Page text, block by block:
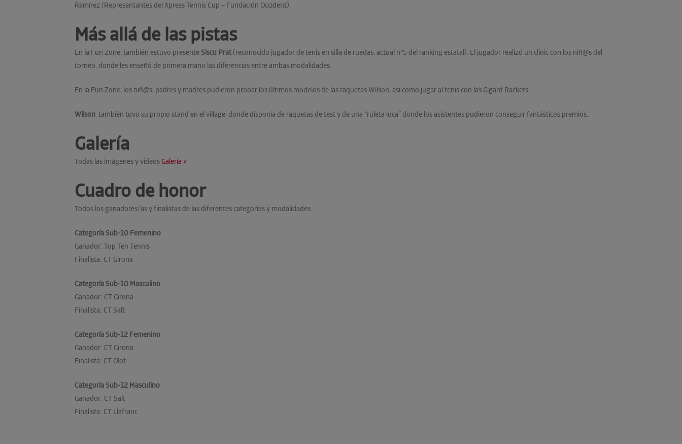
Ramírez (Representantes del Xpress Tennis Cup – Fundación Occident).
Más allá de las pistas
En la Fun Zone, también estuvo presente Siscu Prat (reconocido jugador de tenis en silla de ruedas, actual nº5 del ranking estatal). El jugador realizó un clinic con los niñ@s del
torneo, donde les enseñó de primera mano las diferencias entre ambas modalidades.
En la Fun Zone, los niñ@s, padres y madres pudieron probar los últimos modelos de las raquetas Wilson, así como jugar al tenis con las Gigant Rackets.
Wilson, también tuvo su propio stand en el village, donde disponía de raquetas de test y de una “ruleta loca” donde los asistentes pudieron conseguir fantásticos premios.
Galería
Todas las imágenes y videosGalería »
Cuadro de honor
Todos los ganadores/as y finalistas de las diferentes categorías y modalidades
Categoría Sub-10 Femenino
Ganador: Top Ten Tennis
Finalista: CT Girona
Categoría Sub-10 Masculino
Ganador: CT Girona
Finalista: CT Salt
Categoría Sub-12 Femenino
Ganador: CT Girona
Finalista: CT Olot
Categoría Sub-12 Masculino
Ganador: CT Salt
Finalista: CT Llafranc